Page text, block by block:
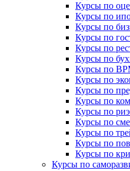
Курсы по
Курсы по
Курсы по
Курсы по
Курсы по
Курсы по
Курсы по
Курсы по
Курсы по
Курсы по
Курсы по
Курсы по
Курсы по
Курсы по
Курсы по
Курсы по